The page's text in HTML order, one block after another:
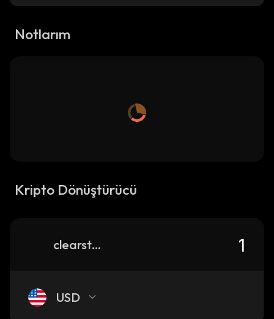
Notlarım
Kripto Dönüştürücü
clearstar-openeden-usdc
USD